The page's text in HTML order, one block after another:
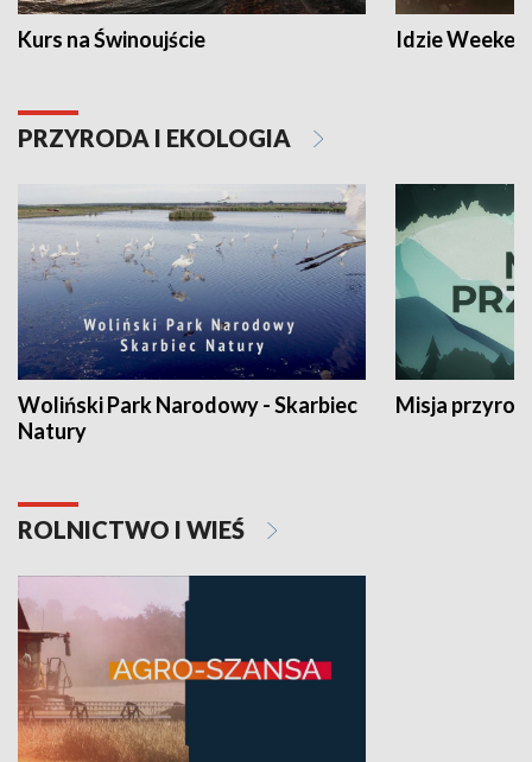
Kurs na Świnoujście Idzie
PRZYRODA I EKOLOGIA
Woliński Park Narodowy - Skarbiec
Natury
Misja
ROLNICTWO I WIEŚ